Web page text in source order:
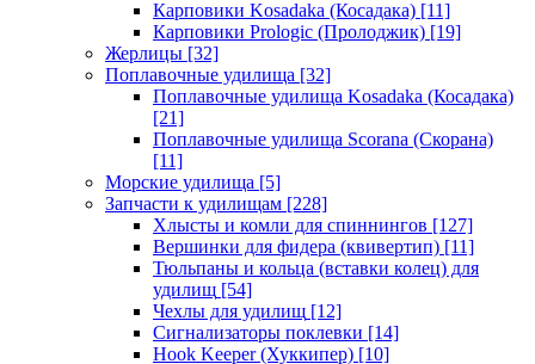
Карповики Kosadaka (Косадака) [11]
Карповики Prologic (Пролоджик) [19]
Жерлицы [32]
Поплавочные удилища [32]
Поплавочные удилища Kosadaka (Косадака)
[21]
Поплавочные удилища Scorana (Скорана)
[11]
Морские удилища [5]
Запчасти к удилищам [228]
Хлысты и комли для спиннингов [127]
Вершинки для фидера (квивертип) [11]
Тюльпаны и кольца (вставки колец) для
удилищ [54]
Чехлы для удилищ [12]
Сигнализаторы поклевки [14]
Hook Keeper (Хуккипер) [10]